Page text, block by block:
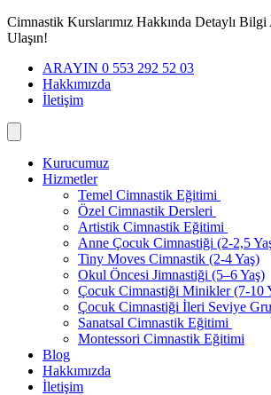
İçeriğe
geç
Cimnastik Kurslarımız Hakkında Detaylı
Ulaşın!
ARAYIN 0 553 292 52 03
Hakkımızda
İletişim
Kurucumuz
Hizmetler
Temel Cimnastik Eğitimi
Özel Cimnastik Dersleri
Artistik Cimnastik Eğitimi
Anne Çocuk Cimnastiği (2-2,5
Tiny Moves Cimnastik (2-4 Yaş)
Okul Öncesi Jimnastiği (5–6 Yaş)
Çocuk Cimnastiği Minikler (7-10
Çocuk Cimnastiği İleri Seviye
Sanatsal Cimnastik Eğitimi
Montessori Cimnastik Eğitimi
Blog
Hakkımızda
İletişim